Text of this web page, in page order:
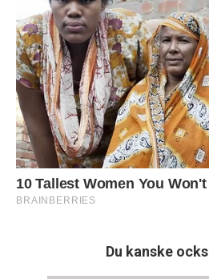
Du kanske